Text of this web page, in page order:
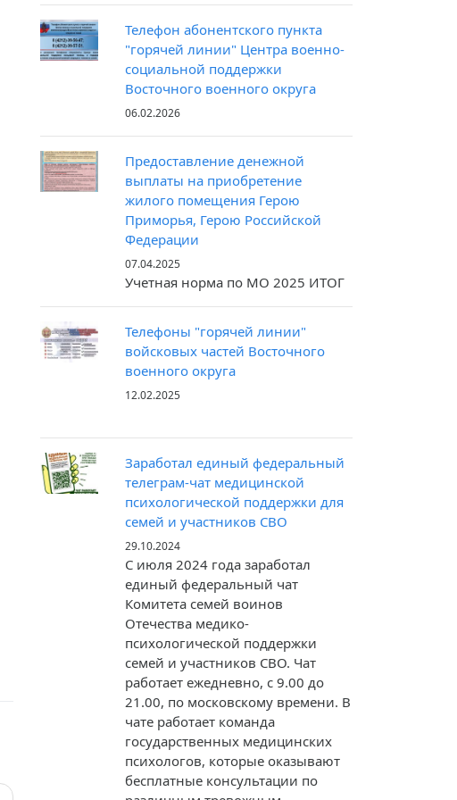
Телефон абонентского пункта
"горячей линии" Центра военно-
социальной поддержки
Восточного военного округа
06.02.2026
Предоставление денежной
выплаты на приобретение
жилого помещения Герою
Приморья, Герою Российской
Федерации
07.04.2025
Учетная норма по МО 2025 ИТОГ
Телефоны "горячей линии"
войсковых частей Восточного
военного округа
12.02.2025
Заработал единый федеральный
телеграм-чат медицинской
психологической поддержки для
семей и участников СВО
29.10.2024
С июля 2024 года заработал
единый федеральный чат
Комитета семей воинов
Отечества медико-
психологической поддержки
семей и участников СВО. Чат
работает ежедневно, с 9.00 до
21.00, по московскому времени. В
чате работает команда
государственных медицинских
психологов, которые оказывают
бесплатные консультации по